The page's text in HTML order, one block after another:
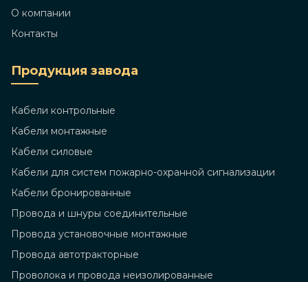
О компании
Контакты
Продукция завода
Кабели контрольные
Кабели монтажные
Кабели силовые
Кабели для систем пожарно-охранной сигнализации
Кабели бронированные
Провода и шнуры соединительные
Провода установочные монтажные
Провода автотракторные
Проволока и провода неизолированные